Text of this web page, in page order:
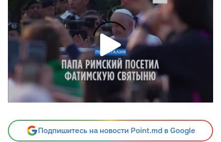
Подпишитесь на новости Point.md в Google